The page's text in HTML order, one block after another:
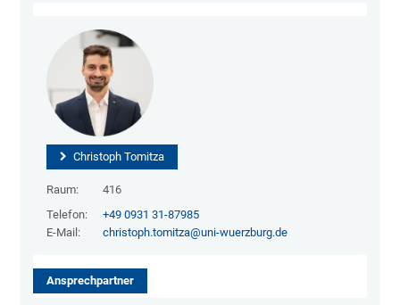
Christoph Tomitza
Raum:
416
Telefon:
+49 0931 31-87985
E-Mail:
christoph.tomitza@uni-wuerzburg.de
Ansprechpartner